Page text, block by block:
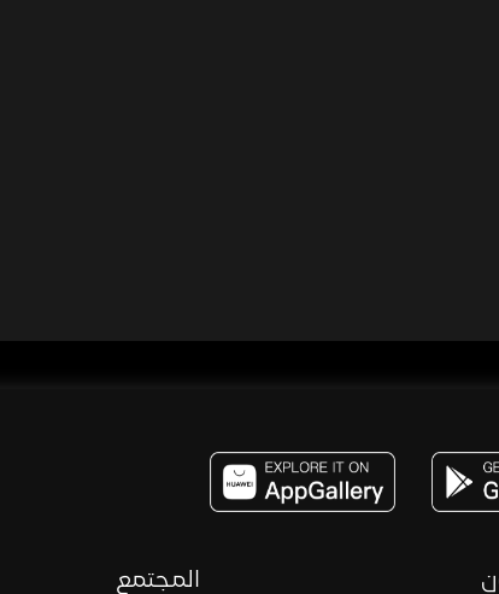
المجتمع